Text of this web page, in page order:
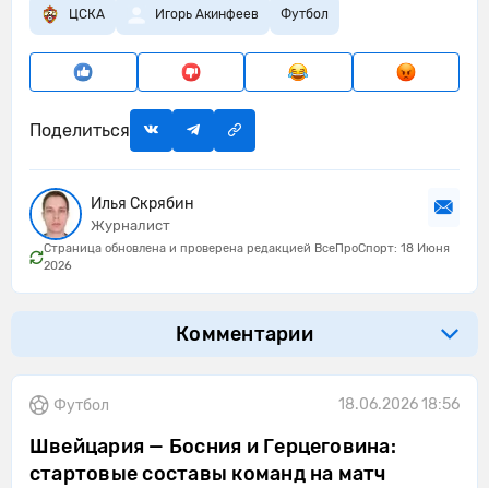
ЦСКА Игорь Акинфеев Футбол
Поделиться
Илья Скрябин
Журналист
Страница обновлена и проверена редакцией ВсеПроСпорт: 18 Июня
2026
Комментарии
Футбол 18.06.2026 18:56
Швейцария — Босния и Герцеговина:
стартовые составы команд на матч